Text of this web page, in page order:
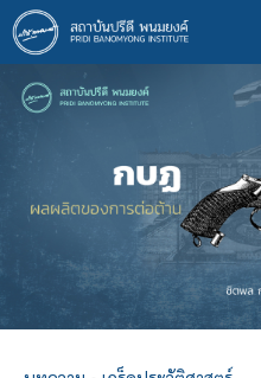
ข้าม
ไป
ยัง
เนื้อหา